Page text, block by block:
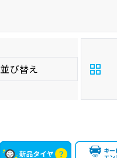
並び替え
払
総
安い順